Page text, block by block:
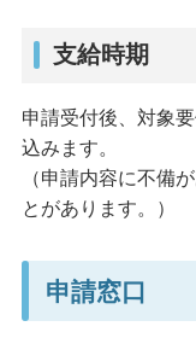
支給時期
申請受付後、対象
込みます。
（申請内容に不備
とがあります。）
申請窓口